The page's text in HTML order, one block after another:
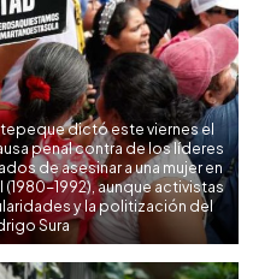
dictó este viernes el
penal contra de los líderes
de asesinar a una mujer en
1992), aunque activistas
y la politización del
Sura